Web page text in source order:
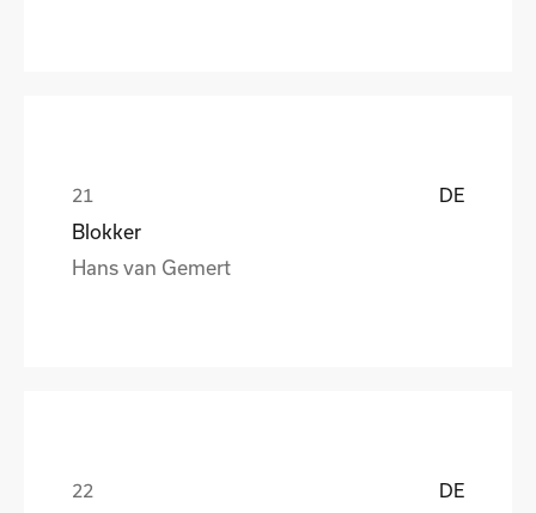
DE
Blokker
Hans van Gemert
DE